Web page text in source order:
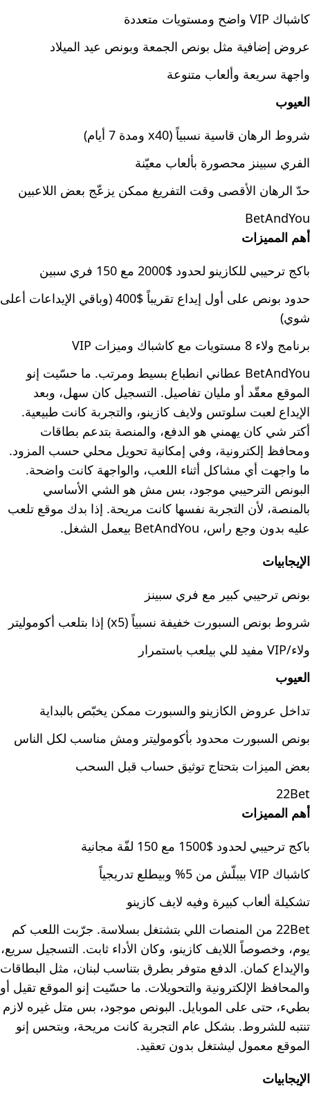
كاشباك VIP واضح ومستويات متعددة
عروض إضافية مثل بونص الجمعة وبونص عيد الميلاد
واجهة سريعة وألعاب متنوعة
العيوب
شروط الرهان قاسية نسبياً (x40 ومدة 7 أيام)
الفري سبينز محصورة بألعاب معيّنة
حدّ الرهان الأقصى وقت التفريغ ممكن يزعّج بعض اللاعبين
BetAndYou
أهم المميزات
باكج ترحيبي للكازينو لحدود $2000 مع 150 فري سبين
حدود بونص على أول إيداع تقريباً $400 (وباقي الإيداعات أعلى
شوي)
برنامج ولاء 8 مستويات مع كاشباك وميزات VIP
BetAndYou عطاني انطباع بسيط ومرتب. ما حسّيت إنو
الموقع معقّد أو مليان تفاصيل. التسجيل كان سهل، وبعد
الإيداع لعبت سلوتس ولايف كازينو، والتجربة كانت طبيعية.
أكتر شي كان يهمني هو الدفع، والمنصة بتدعم بطاقات
ومحافظ إلكترونية، وفي إمكانية تحويل محلي حسب المزود.
ما واجهت أي مشاكل أثناء اللعب، والواجهة كانت واضحة.
البونص الترحيبي موجود، بس مش هو الشي الأساسي
بالمنصة، لأن التجربة نفسها كانت مريحة. إذا بدك موقع تلعب
عليه بدون وجع راس، BetAndYou بيعمل الشغل.
الإيجابيات
بونص ترحيبي كبير مع فري سبينز
شروط بونص السبورت خفيفة نسبياً (x5) إذا بتلعب أكوموليتر
ولاء/VIP مفيد للي بيلعب باستمرار
العيوب
تداخل عروض الكازينو والسبورت ممكن يخبّص بالبداية
بونص السبورت محدود بأكوموليتر ومش مناسب لكل الناس
بعض الميزات بتحتاج توثيق حساب قبل السحب
22Bet
أهم المميزات
باكج ترحيبي لحدود $1500 مع 150 لفّة مجانية
كاشباك VIP بيبلّش من 5% وبيطلع تدريجياً
تشكيلة ألعاب كبيرة وفيه لايف كازينو
22Bet من المنصات اللي بتشتغل بسلاسة. جرّبت اللعب كم
يوم، وخصوصاً اللايف كازينو، وكان الأداء ثابت. التسجيل سريع،
والإيداع كمان. الدفع متوفر بطرق بتناسب لبنان، مثل البطاقات
والمحافظ الإلكترونية والتحويلات. ما حسّيت إنو الموقع تقيل أو
بطيء، حتى على الموبايل. البونص موجود، بس متل غيره لازم
تنتبه للشروط. بشكل عام التجربة كانت مريحة، وبتحس إنو
الموقع معمول ليشتغل بدون تعقيد.
الإيجابيات